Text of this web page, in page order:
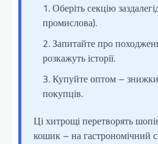
Оберіть секцію
промислова).
Запитайте про
розкажуть історії.
Купуйте оптом –
покупців.
Ці хитрощі перетворять
кошик – на гастрономічний